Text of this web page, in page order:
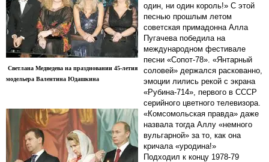
Светлана Медведева на праздновании 45-летия
модельера Валентина Юдашкина
один, ни один король!» С этой
песнью прошлым летом
советская примадонна Алла
Пугачева победила на
международном фестивале
песни «Сопот-78». «Янтарный
соловей» держался раскованно,
эмоции лились рекой с экрана
«Рубина-714», первого в СССР
серийного цветного телевизора.
«Комсомольская правда» даже
назвала тогда Аллу «немного
вульгарной» за то, как она
кричала «уродина!»
Подходил к концу 1978-79